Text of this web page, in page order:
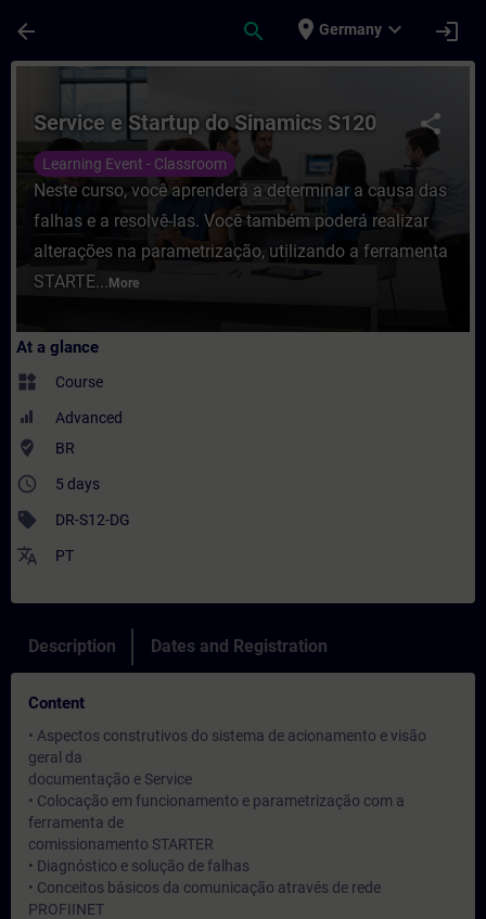
arrow_back search place Germany expand_more login
Course - Service e Startup do Sinamics
share
Service e Startup do Sinamics S120
Learning Event - Classroom
Neste curso, você aprenderá a determinar a causa das
falhas e a resolvê-las. Você também poderá realizar
alterações na parametrização, utilizando a ferramenta
STARTE... More
At a glance
widgets Course
Advanced
where_to_vote BR
access_time 5 days
sell DR-S12-DG
translate PT
Description Dates and Registration
Content
• Aspectos construtivos do sistema de acionamento e visão
geral da
documentação e Service
• Colocação em funcionamento e parametrização com a
ferramenta de
comissionamento STARTER
• Diagnóstico e solução de falhas
• Conceitos básicos da comunicação através de rede
PROFIINET